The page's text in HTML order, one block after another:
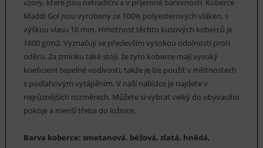
vzory, které jsou netradiční a v příjemné barevnosti. Koberce
Maddi Gol jsou vyrobeny ze 100% polyesterových vláken, s
výškou vlasu 16 mm. Hmotnost těchto kusových koberců je
1600 g/m2. Vyznačují se především vysokou odolností proti
oděru. Za zmínku také stojí, že tyto koberce mají vysoký
koeficient tepelné vodivosti, takže je lze použít v místnostech
s podlahovým vytápěním. V naší nabídce je najdete v
nejrůznějších rozměrech. Můžete si vybrat velký do obývacího
pokoje a menší třeba do ložnice.
Barva koberce: smetanová, béžová, zlatá, hnědá,